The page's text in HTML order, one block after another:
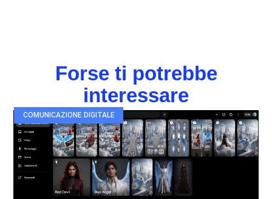
Forse ti potrebbe
interessare
COMUNICAZIONE DIGITALE